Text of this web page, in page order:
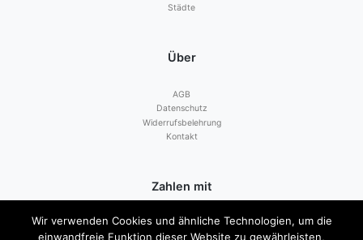
Städte
Über
AGB
Datenschutz
Widerrufsbelehrung
Kontakt
Zahlen mit
Wir verwenden Cookies und ähnliche Technologien, um die
einwandfreie Funktion dieser Website zu gewährleisten,